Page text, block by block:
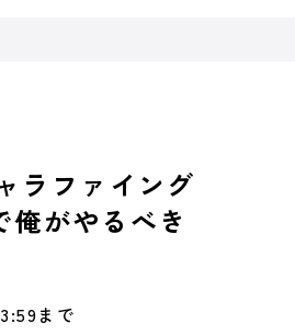
ラファイング
がやるべき
まで